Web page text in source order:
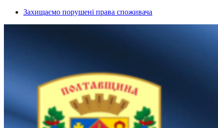
Захищаємо порушені права споживача